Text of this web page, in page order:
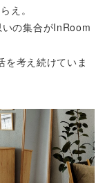
え。
の集合がInRoom
を考え続けていま